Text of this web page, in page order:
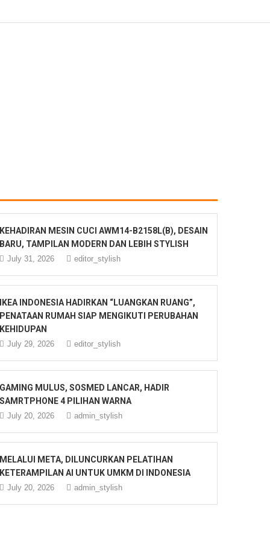
MESIN CUCI AWM14-B2158L(B), DESAIN
TAMPILAN MODERN DAN LEBIH STYLISH
July 31, 2026 editor_stylish
INDONESIA HADIRKAN “LUANGKAN RUANG”,
RUMAH SIAP MENGIKUTI PERUBAHAN
July 29, 2026 editor_stylish
MULUS, SOSMED LANCAR, HADIR
4 PILIHAN WARNA
July 20, 2026 admin_stylish
META, DILUNCURKAN PELATIHAN
AI UNTUK UMKM DI INDONESIA
July 20, 2026 admin_stylish